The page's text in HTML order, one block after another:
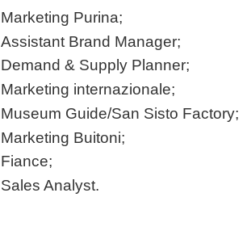
Marketing Purina;
Assistant Brand Manager;
Demand & Supply Planner;
Marketing internazionale;
Museum Guide/San Sisto Factory;
Marketing Buitoni;
Fiance;
Sales Analyst.